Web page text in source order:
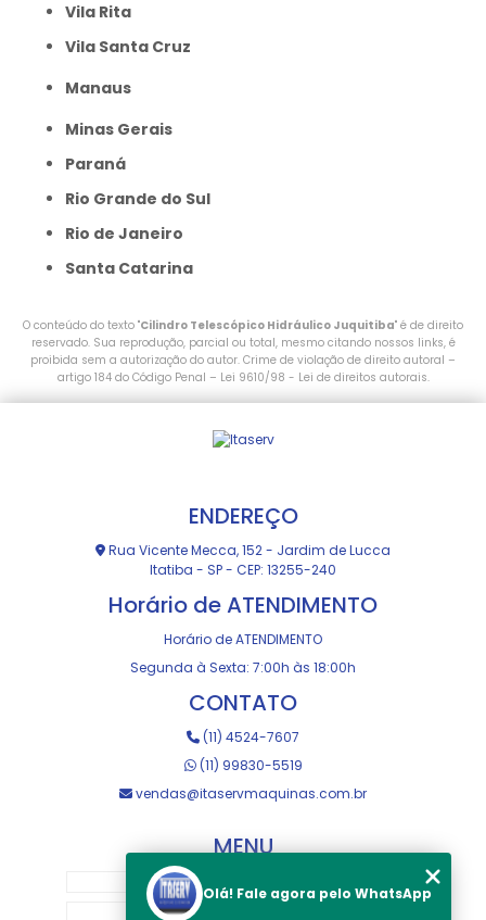
Vila Rita
Vila Santa Cruz
Manaus
Minas Gerais
Paraná
Rio Grande do Sul
Rio de Janeiro
Santa Catarina
O conteúdo do texto "Cilindro Telescópico Hidráulico Juquitiba" é de direito
reservado. Sua reprodução, parcial ou total, mesmo citando nossos links, é
proibida sem a autorização do autor. Crime de violação de direito autoral –
artigo 184 do Código Penal – Lei 9610/98 - Lei de direitos autorais.
ENDEREÇO
Rua Vicente Mecca, 152 - Jardim de Lucca
Itatiba - SP - CEP: 13255-240
Horário de ATENDIMENTO
Horário de ATENDIMENTO
Segunda à Sexta: 7:00h às 18:00h
CONTATO
(11) 4524-7607
(11) 99830-5519
vendas@itaservmaquinas.com.br
MENU
Olá! Fale agora pelo WhatsApp